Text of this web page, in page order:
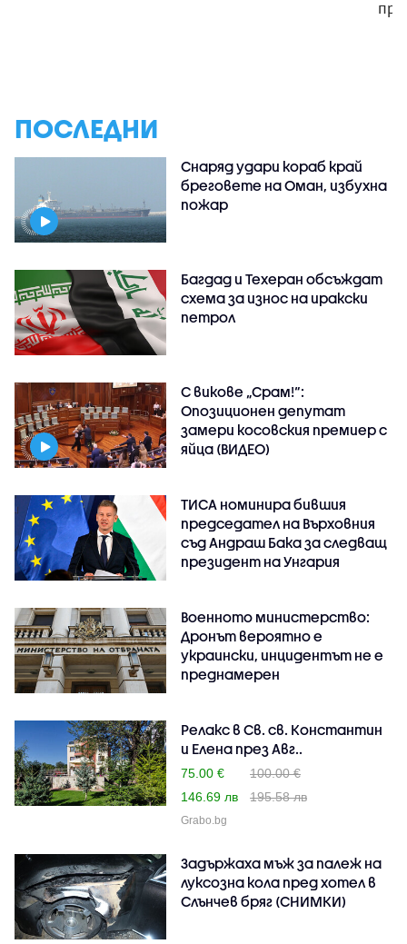
ПОСЛЕДНИ
Снаряд удари кораб край
бреговете на Оман, избухна
пожар
Багдад и Техеран обсъждат
схема за износ на иракски
петрол
С викове „Срам!“:
Опозиционен депутат
замери косовския премиер с
яйца (ВИДЕО)
ТИСА номинира бившия
председател на Върховния
съд Андраш Бака за следващ
президент на Унгария
Военното министерство:
Дронът вероятно е
украински, инцидентът не е
преднамерен
Релакс в Св. св. Константин
и Елена през Авг..
75.00 €
100.00 €
146.69 лв
195.58 лв
Grabo.bg
Задържаха мъж за палеж на
луксозна кола пред хотел в
Слънчев бряг (СНИМКИ)